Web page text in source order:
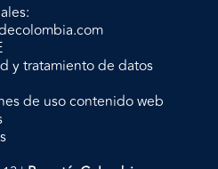
y tratamiento de datos
de uso contenido web